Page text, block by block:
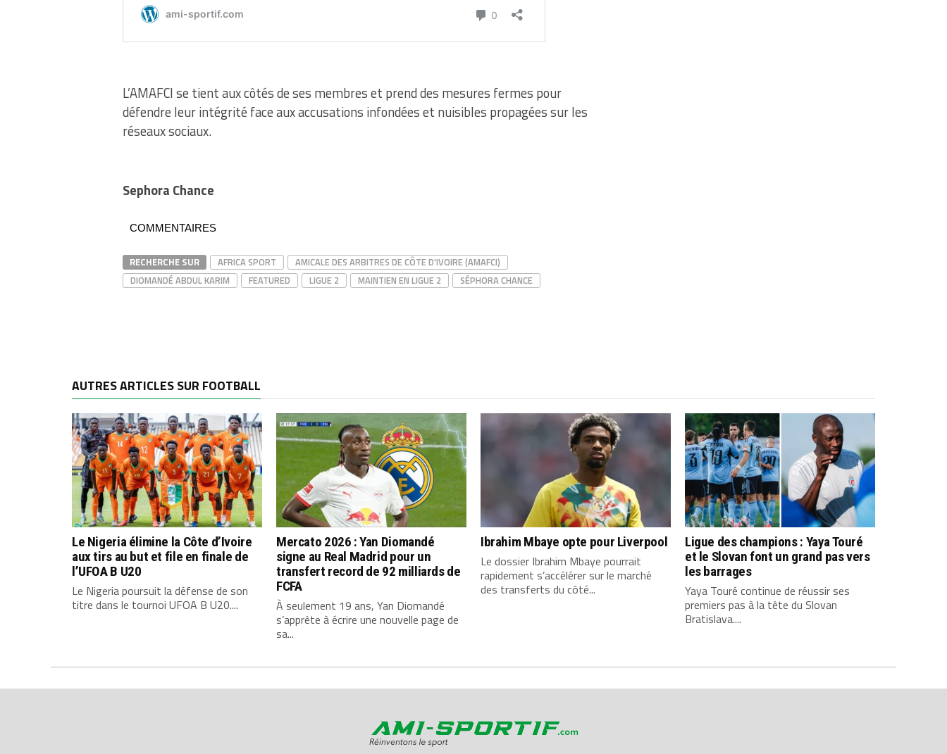
L’AMAFCI se tient aux côtés de ses membres et prend des mesures fermes pour
défendre leur intégrité face aux accusations infondées et nuisibles propagées sur les
réseaux sociaux.
Sephora Chance
COMMENTAIRES
RECHERCHE SUR AFRICA SPORT
AMICALE DES ARBITRES DE CÔTE D'IVOIRE (AMAFCI)
DIOMANDÉ ABDUL KARIM
FEATURED LIGUE 2 MAINTIEN EN LIGUE 2 SÉPHORA CHANCE
AUTRES ARTICLES SUR FOOTBALL
Le Nigeria élimine la Côte d’Ivoire
aux tirs au but et file en finale de
l’UFOA B U20
Le Nigeria poursuit la défense de son
titre dans le tournoi UFOA B U20....
Mercato 2026 : Yan Diomandé
signe au Real Madrid pour un
transfert record de 92 milliards de
FCFA
À seulement 19 ans, Yan Diomandé
s’apprête à écrire une nouvelle page de
sa...
Ibrahim Mbaye opte pour Liverpool
Le dossier Ibrahim Mbaye pourrait
rapidement s’accélérer sur le marché
des transferts du côté...
Ligue des champions : Yaya Touré
et le Slovan font un grand pas vers
les barrages
Yaya Touré continue de réussir ses
premiers pas à la tête du Slovan
Bratislava....